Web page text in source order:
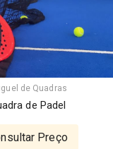
de Quadras
de Padel
Preço